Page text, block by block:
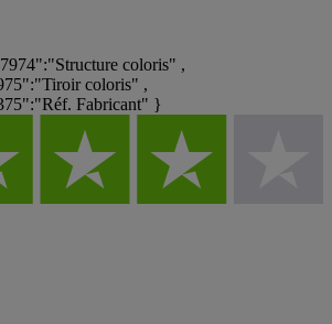
coloris" ,
coloris" ,
Fabricant" }